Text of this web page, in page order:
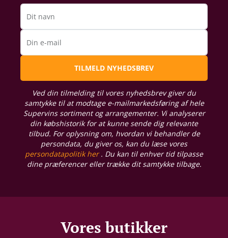
Dit navn
Din e-mail
TILMELD NYHEDSBREV
Ved din tilmelding til vores nyhedsbrev giver du
samtykke til at modtage e-mailmarkedsføring af hele
Supervins sortiment og arrangementer. Vi analyserer
din købshistorik for at kunne sende dig relevante
tilbud. For oplysning om, hvordan vi behandler de
persondata, du giver os, kan du læse vores
persondatapolitik her. Du kan til enhver tid tilpasse
dine præferencer eller trække dit samtykke tilbage.
Vores butikker